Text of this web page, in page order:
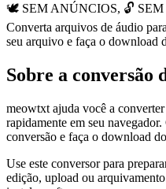
🕊️ SEM ANÚNCIOS, 🔓
Converta arquivos de áudio
seu arquivo e faça o download
Sobre a conversão
meowtxt ajuda você a
rapidamente em seu
conversão e faça o download
Use este conversor para
edição, upload ou